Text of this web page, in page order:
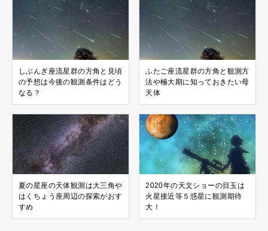
しぶんぎ座流星群の方角と見頃
の予想は今後の観測条件はどう
なる？
ふたご座流星群の方角と観測方
法や極大期に知っておきたい母
天体
夏の星座の天体観測は大三角や
はくちょう座周辺の探索がおす
すめ
2020年の天文ショーの目玉は
火星接近等５惑星に観測期待
大！